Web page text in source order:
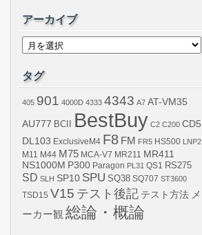
アーカイブ
ア
イ
ブ
タグ
405 901 4000D 4333 4343 A7 AT-VM35
AU777 BCII BestBuy C2 C200 CD5
DL103 ExclusiveM4 F8 FM FR5 HS500 LNP2
M11
M44 M75 MCA-V7 MR211 MR411
NS1000M P300 Paragon PL31 QS1 RS275
SD SLH SP10 SPU SQ38 SQ707 ST3600
TSD15 V15 テスト後記 テスト方法 メ
ーカー観 総論・概論